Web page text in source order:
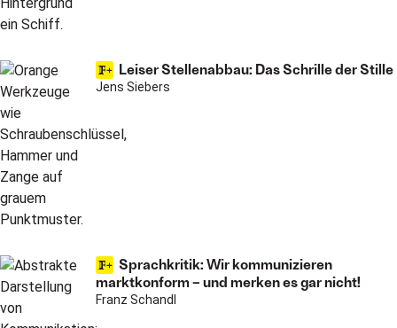
Leiser Stellenabbau: Das Schrille der Stille
Jens Siebers
Sprachkritik: Wir kommunizieren
marktkonform – und merken es gar nicht!
Franz Schandl